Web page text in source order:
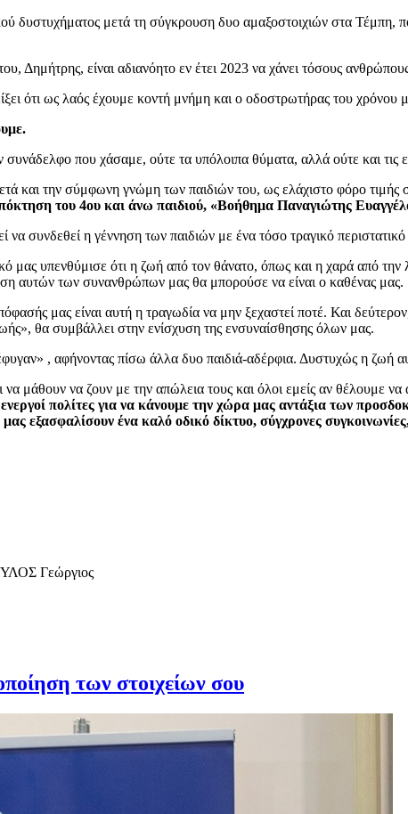
δυστυχήματος μετά τη σύγκρουση δυο αμαξοστοιχιών στα Τέμπη,
Δημήτρης, είναι αδιανόητο εν έτει 2023 να χάνει τόσους
ότι ως λαός έχουμε κοντή μνήμη και ο οδοστρωτήρας του
που χάσαμε, ούτε τα υπόλοιπα θύματα, αλλά ούτε και τις
και την σύμφωνη γνώμη των παιδιών του, ως ελάχιστο φόρο τιμής
του 4ου και άνω παιδιού, «Βοήθημα Παναγιώτης
συνδεθεί η γέννηση των παιδιών με ένα τόσο τραγικό περιστατικό
μας υπενθύμισε ότι η ζωή από τον θάνατο, όπως και η χαρά από
αυτών των συνανθρώπων μας θα μπορούσε να είναι ο καθένας μας.
μας είναι αυτή η τραγωδία να μην ξεχαστεί ποτέ. Και
θα συμβάλλει στην ενίσχυση της ενσυναίσθησης όλων μας.
, αφήνοντας πίσω άλλα δυο παιδιά-αδέρφια. Δυστυχώς η ζωή
να μάθουν να ζουν με την απώλεια τους και όλοι εμείς αν θέλουμε
πολίτες για να κάνουμε την χώρα μας αντάξια των
εξασφαλίσουν ένα καλό οδικό δίκτυο, σύγχρονες
Γεώργιος
των στοιχείων σου